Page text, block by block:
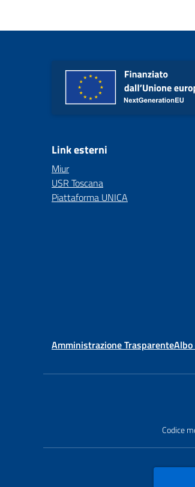
Link esterni
Miur
USR Toscana
Piattaforma UNICA
Amministrazione Trasparente
Codice